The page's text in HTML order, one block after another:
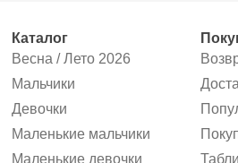
Каталог
Весна / Лето 2026
Мальчики
Девочки
Маленькие мальчики
Маленькие девочки